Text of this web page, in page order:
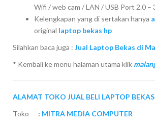
Wifi / web cam / LAN / USB Port 2.0 –
Kelengkapan yang di sertakan hanya
original laptop bekas hp
Silahkan baca juga : Jual Laptop Bekas di
* Kembali ke menu halaman utama klik
ALAMAT TOKO JUAL BELI LAPTOP BEKAS
Toko : MITRA MEDIA COMPUTER